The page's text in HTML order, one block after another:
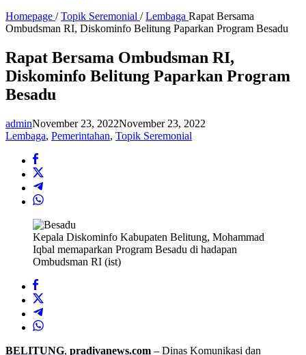
Homepage / Topik Seremonial / Lembaga Rapat Bersama
Ombudsman RI, Diskominfo Belitung Paparkan Program Besadu
Rapat Bersama Ombudsman RI,
Diskominfo Belitung Paparkan Program
Besadu
adminNovember 23, 2022November 23, 2022
Lembaga, Pemerintahan, Topik Seremonial
Kepala Diskominfo Kabupaten Belitung, Mohammad
Iqbal memaparkan Program Besadu di hadapan
Ombudsman RI (ist)
BELITUNG, pradivanews.com – Dinas Komunikasi dan